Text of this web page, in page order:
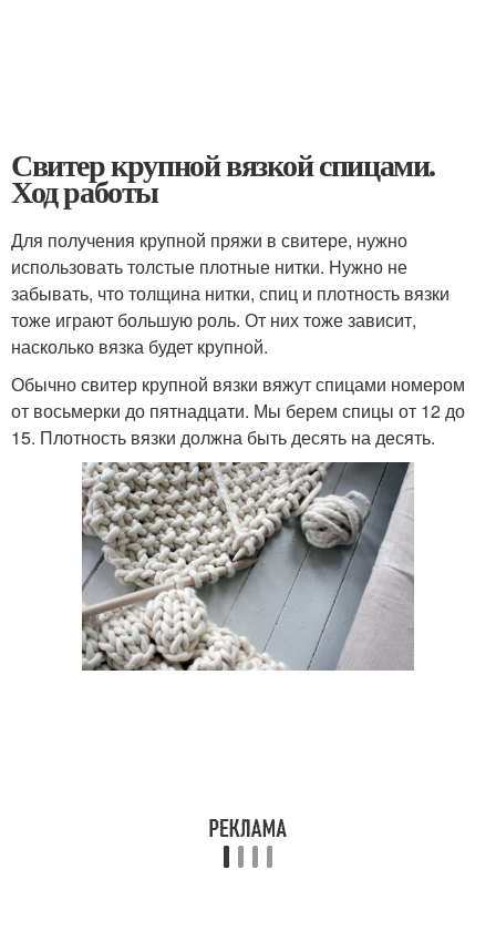
Свитер крупной вязкой спицами.
Ход работы
Для получения крупной пряжи в свитере, нужно
использовать толстые плотные нитки. Нужно не
забывать, что толщина нитки, спиц и плотность вязки
тоже играют большую роль. От них тоже зависит,
насколько вязка будет крупной.
Обычно свитер крупной вязки вяжут спицами номером
от восьмерки до пятнадцати. Мы берем спицы от 12 до
15. Плотность вязки должна быть десять на десять.